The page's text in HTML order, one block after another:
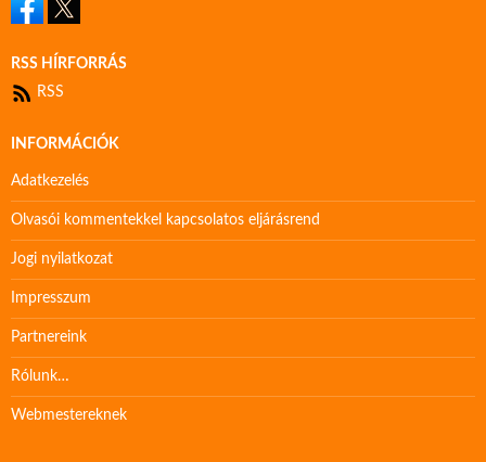
RSS HÍRFORRÁS
RSS
INFORMÁCIÓK
Adatkezelés
Olvasói kommentekkel kapcsolatos eljárásrend
Jogi nyilatkozat
Impresszum
Partnereink
Rólunk…
Webmestereknek